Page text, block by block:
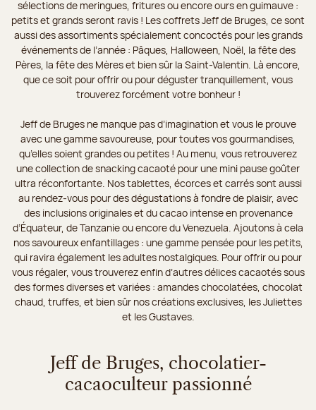
sélections de meringues, fritures ou encore ours en guimauve :
petits et grands seront ravis ! Les coffrets Jeff de Bruges, ce sont
aussi des assortiments spécialement concoctés pour les grands
événements de l’année : Pâques, Halloween, Noël, la fête des
Pères, la fête des Mères et bien sûr la Saint-Valentin. Là encore,
que ce soit pour offrir ou pour déguster tranquillement, vous
trouverez forcément votre bonheur !
Jeff de Bruges ne manque pas d’imagination et vous le prouve
avec une gamme savoureuse, pour toutes vos gourmandises,
qu’elles soient grandes ou petites ! Au menu, vous retrouverez
une collection de snacking cacaoté pour une mini pause goûter
ultra réconfortante. Nos tablettes, écorces et carrés sont aussi
au rendez-vous pour des dégustations à fondre de plaisir, avec
des inclusions originales et du cacao intense en provenance
d’Équateur, de Tanzanie ou encore du Venezuela. Ajoutons à cela
nos savoureux enfantillages : une gamme pensée pour les petits,
qui ravira également les adultes nostalgiques. Pour offrir ou pour
vous régaler, vous trouverez enfin d’autres délices cacaotés sous
des formes diverses et variées : amandes chocolatées, chocolat
chaud, truffes, et bien sûr nos créations exclusives, les Juliettes
et les Gustaves.
Jeff de Bruges, chocolatier-
cacaoculteur passionné